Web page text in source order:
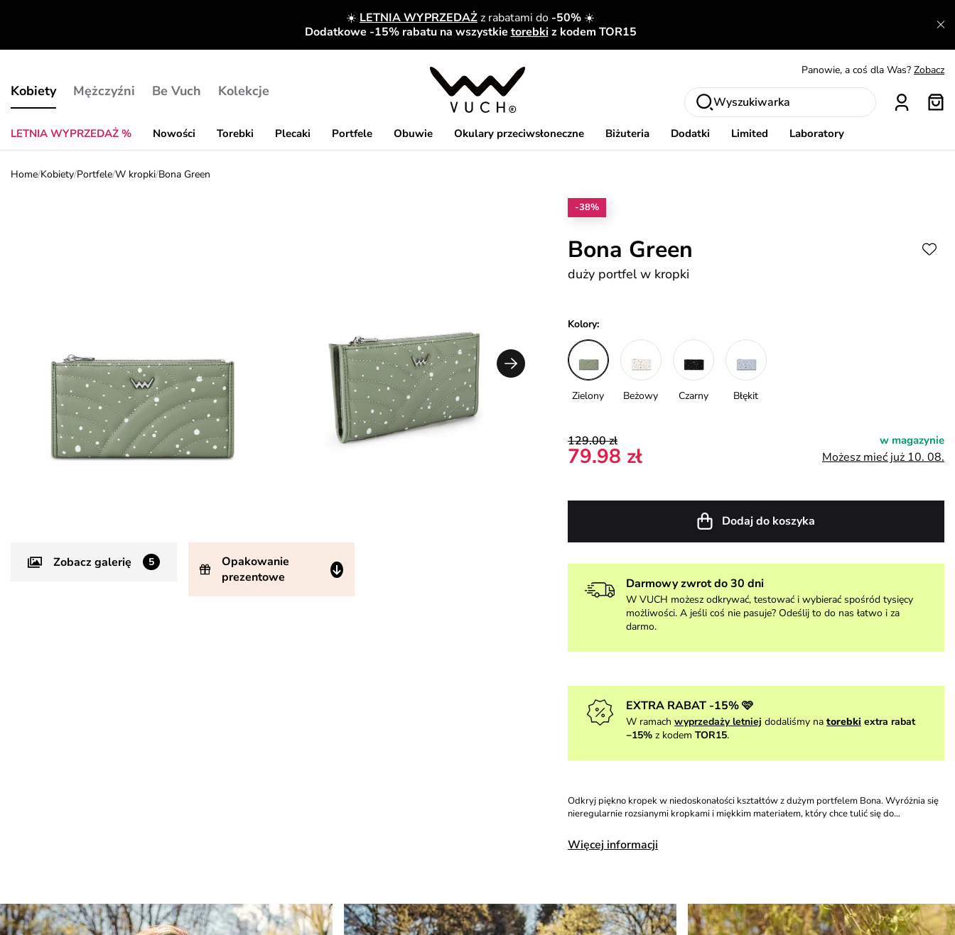
☀️ LETNIA WYPRZEDAŻz rabatami do -50% ☀️
Dodatkowe -15% rabatu na wszystkie torebkiz kodem TOR15
Kobiety
LETNIA WYPRZEDAŻ % Nowości Torebki Plecaki Portfele Obuwie Okulary przeciwsłoneczne Biżuteria Dodatki Limited Laboratory
Mężczyźni Be Vuch Kolekcje
Produkty, które musisz mieć. Dowiedz się więcej
Wymiana i zwrot za darmo Patrz
Wyszukiwarka
Home/Kobiety/Portfele/W kropki/Bona Green
Zobacz galerię 5
Opakowanie
prezentowe
-38%
Bona Green
duży portfel w kropki
Kolory:
Zielony Beżowy Czarny Błękit
129.00 zł
79.98 zł
w magazynie
Możesz mieć już 10. 08.
Dodaj do koszyka
Darmowy zwrot do 30 dni
W VUCH możesz odkrywać, testować i wybierać spośród tysięcy
możliwości. A jeśli coś nie pasuje? Odeślij to do nas łatwo i za
darmo.
EXTRA RABAT -15% 🩷
W ramach wyprzedaży letniej dodaliśmy na torebki extra rabat
−15%z kodem TOR15.
Odkryj piękno kropek w niedoskonałości kształtów z dużym portfelem Bona. Wyróżnia się
nieregularnie rozsianymi kropkami i miękkim materiałem, który chce tulić się do…
Więcej informacji